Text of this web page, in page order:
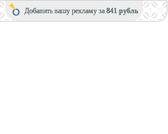
Добавить вашу рекламу за 841 рубль